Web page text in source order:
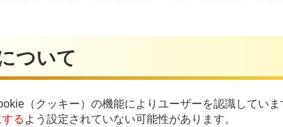
ついて
（クッキー）の機能によりユーザーを認識してい
る よう設定されていない可能性があります。